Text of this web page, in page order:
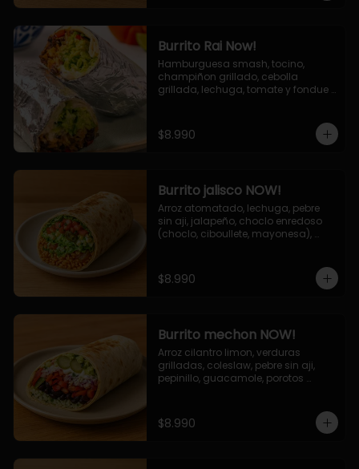
Burrito Rai Now!
Hamburguesa smash, tocino,
champiñon grillado, cebolla
grillada, lechuga, tomate y fondue
$8.990
Burrito jalisco NOW!
Arroz atomatado, lechuga, pebre
sin aji, jalapeño, choclo enredoso
(choclo, ciboullete, mayonesa),
$8.990
Burrito mechon NOW!
Arroz cilantro limon, verduras
grilladas, coleslaw, pebre sin aji,
pepinillo, guacamole, porotos
$8.990